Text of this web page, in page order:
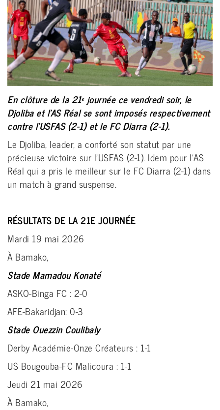
En clôture de la 21ᵉ journée ce vendredi soir, le
Djoliba et l’AS Réal se sont imposés respectivement
contre l’USFAS (2-1) et le FC Diarra (2-1).
Le Djoliba, leader, a conforté son statut par une
précieuse victoire sur l'USFAS (2-1). Idem pour l’AS
Réal qui a pris le meilleur sur le FC Diarra (2-1) dans
un match à grand suspense.
RÉSULTATS DE LA 21E JOURNÉE
Mardi 19 mai 2026
À Bamako,
Stade Mamadou Konaté
ASKO-Binga FC : 2-0
AFE-Bakaridjan: 0-3
Stade Ouezzin Coulibaly
Derby Académie-Onze Créateurs : 1-1
US Bougouba-FC Malicoura : 1-1
Jeudi 21 mai 2026
À Bamako,